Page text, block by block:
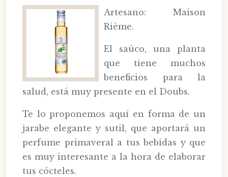
Artesano: Maison
Rième.
El saúco, una planta
que tiene muchos
beneficios para la
salud, está muy presente en el Doubs.
Te lo proponemos aquí en forma de un
jarabe elegante y sutil, que aportará un
perfume primaveral a tus bebidas y que
es muy interesante a la hora de elaborar
tus cócteles.